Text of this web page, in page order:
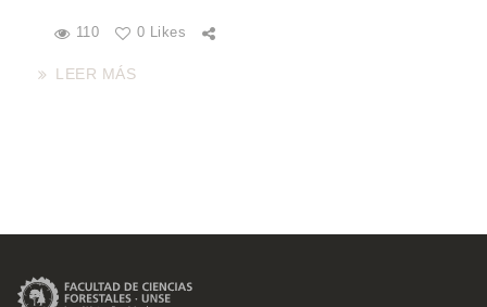
110 0 Likes
LEER MÁS